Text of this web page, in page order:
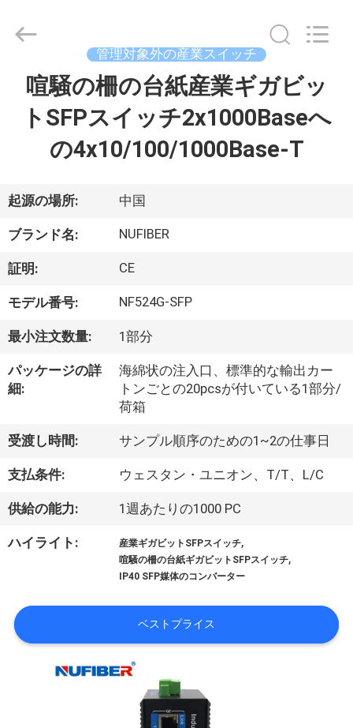
ダ
ク
ト
私
に
い
て
工
行
2021
Technology
管理対象外の産業スイッチ
喧騒の柵の台紙産業ギガビッ
トSFPスイッチ2x1000Baseへ
の4x10/100/1000Base-T
起源の場所: 中国
ブランド名: NUFIBER
証明: CE
モデル番号: NF524G-SFP
最小注文数量: 1部分
パッケージの詳
細:
海綿状の注入口、標準的な輸出カー
トンごとの20pcsが付いている1部分/
荷箱
受渡し時間: サンプル順序のための1~2の仕事日
支払条件: ウェスタン・ユニオン、T/T、L/C
供給の能力: 1週あたりの1000 PC
ハイライト: 産業ギガビットSFPスイッチ,
喧騒の柵の台紙ギガビットSFPスイッチ,
IP40 SFP媒体のコンバーター
ベストプライス